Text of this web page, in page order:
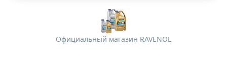
Официальный магазин RAVENOL